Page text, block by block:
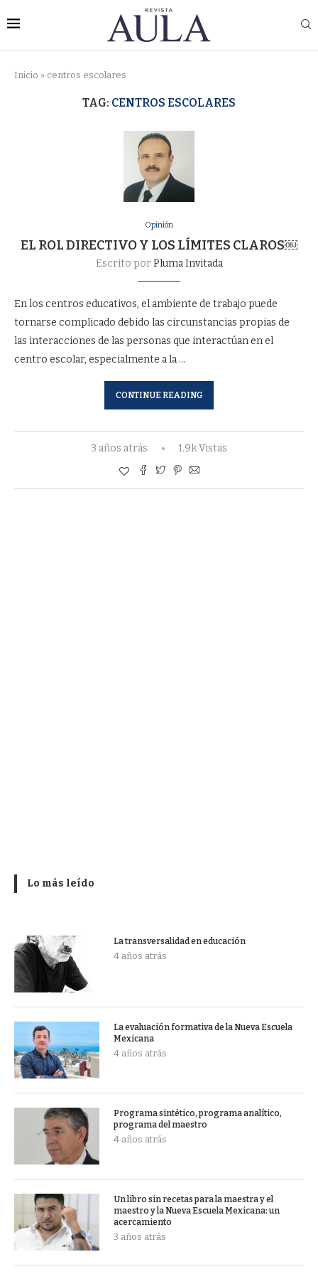
Inicio » centros escolares
TAG: CENTROS ESCOLARES
Opinión
EL ROL DIRECTIVO Y LOS LÍMITES CLAROS￼
Escrito porPluma Invitada
En los centros educativos, el ambiente de trabajo puede
tornarse complicado debido las circunstancias propias de
las interacciones de las personas que interactúan en el
centro escolar, especialmente a la …
CONTINUE READING
3 años atrás 1.9k Vistas
Lo más leído
La transversalidad en educación
4 años atrás
La evaluación formativa de la Nueva Escuela
Mexicana
4 años atrás
Programa sintético, programa analítico,
programa del maestro
4 años atrás
Un libro sin recetas para la maestra y el
maestro y la Nueva Escuela Mexicana: un
acercamiento
3 años atrás